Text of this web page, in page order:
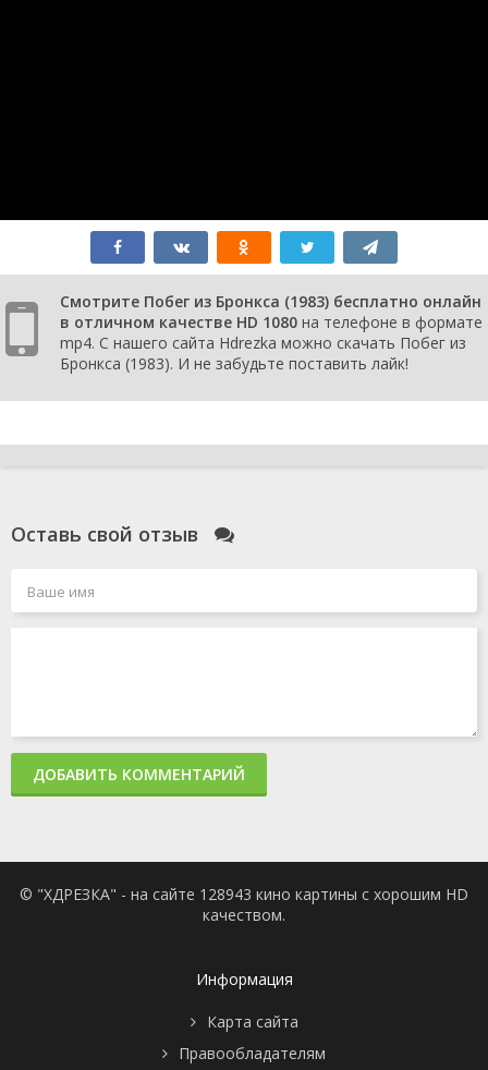
Смотрите Побег из Бронкса (1983) бесплатно онлайн
в отличном качестве HD 1080 на телефоне в формате
mp4. С нашего сайта Hdrezka можно скачать Побег из
Бронкса (1983). И не забудьте поставить лайк!
Оставь свой отзыв
ДОБАВИТЬ КОММЕНТАРИЙ
© "ХДРЕЗКА" - на сайте 128943 кино картины с хорошим HD
качеством.
Информация
Карта сайта
Правообладателям